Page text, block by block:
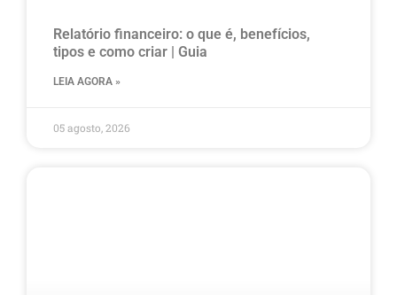
Relatório financeiro: o que é, benefícios,
tipos e como criar | Guia
LEIA AGORA »
05 agosto, 2026